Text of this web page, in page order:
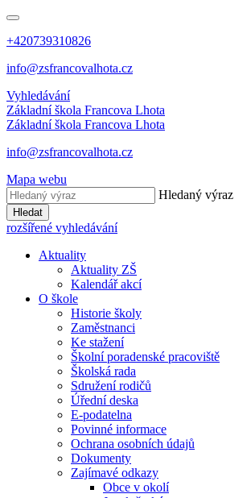
+420739310826
info@zsfrancovalhota.cz
Vyhledávání
Základní škola Francova Lhota
Základní škola Francova Lhota
info@zsfrancovalhota.cz
Mapa webu
Hledaný výraz
Hledat
rozšířené vyhledávání
Aktuality
Aktuality ZŠ
Kalendář akcí
O škole
Historie školy
Zaměstnanci
Ke stažení
Školní poradenské pracoviště
Školská rada
Sdružení rodičů
Úřední deska
E-podatelna
Povinné informace
Ochrana osobních údajů
Dokumenty
Zajímavé odkazy
Obce v okolí